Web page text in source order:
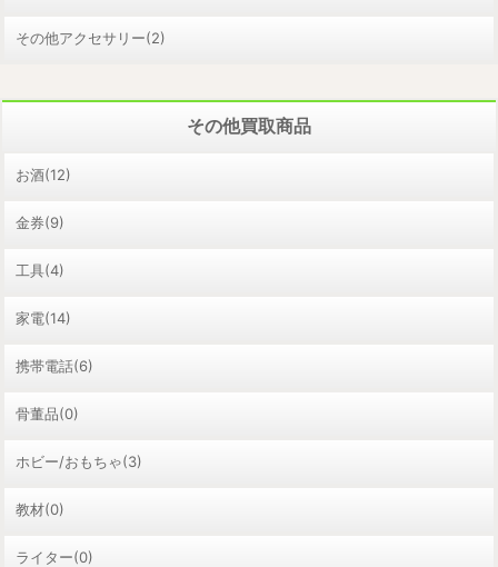
その他アクセサリー(2)
その他買取商品
お酒(12)
金券(9)
工具(4)
家電(14)
携帯電話(6)
骨董品(0)
ホビー/おもちゃ(3)
教材(0)
ライター(0)